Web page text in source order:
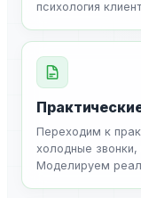
психология
Переходим к
холодные звонки,
Моделируем